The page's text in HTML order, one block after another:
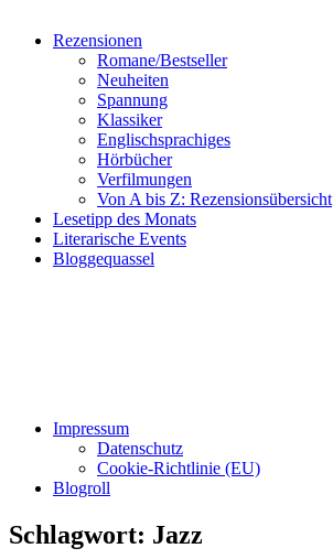
Rezensionen
Romane/Bestseller
Neuheiten
Spannung
Klassiker
Englischsprachiges
Hörbücher
Verfilmungen
Von A bis Z: Rezensionsübersicht
Lesetipp des Monats
Literarische Events
Bloggequassel
Impressum
Datenschutz
Cookie-Richtlinie (EU)
Blogroll
Schlagwort: Jazz